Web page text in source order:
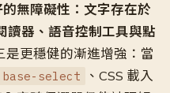
無障礙性：文字存在於
器、語音控制工具與點
是更穩健的漸進增強：當
select
、CSS 載入